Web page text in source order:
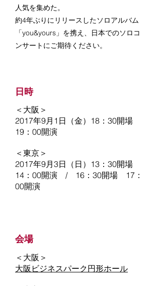
人気を集めた。
約4年ぶりにリリースしたソロアルバム
「you&yours」を携え、日本でのソロコ
ンサートにご期待ください。
日時
＜大阪＞
2017年9月1日（金）18：30開場
19：00開演
＜東京＞
2017年9月3日（日）13：30開場
14：00開演 / 16：30開場 17：
00開演
会場
＜大阪＞
​大阪ビジネスパーク円形ホール​